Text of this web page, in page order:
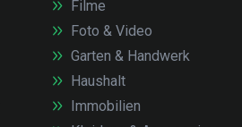
Filme
Foto & Video
Garten & Handwerk
Haushalt
Immobilien